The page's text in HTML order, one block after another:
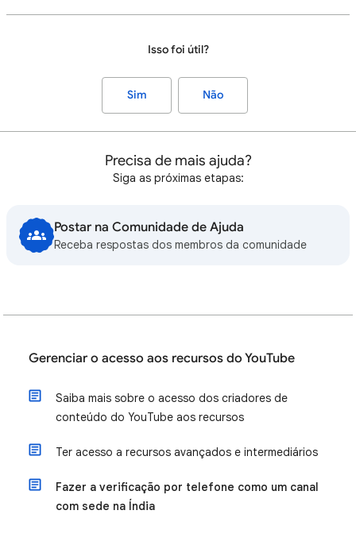
Isso foi útil?
Sim Não
Precisa de mais ajuda?
Siga as próximas etapas:
Postar na Comunidade de Ajuda
Receba respostas dos membros da comunidade
Gerenciar o acesso aos recursos do YouTube
Saiba mais sobre o acesso dos criadores de
conteúdo do YouTube aos recursos
Ter acesso a recursos avançados e intermediários
Fazer a verificação por telefone como um canal
com sede na Índia